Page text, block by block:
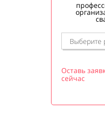
Оставь
сейчас